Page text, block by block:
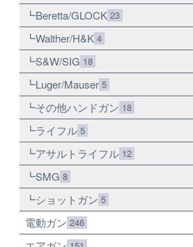
Beretta/GLOCK 23
Walther/H&K 4
S&W/SIG 18
Luger/Mauser 5
その他ハンドガン 18
ライフル 5
アサルトライフル 12
SMG 8
ショットガン 5
電動ガン 246